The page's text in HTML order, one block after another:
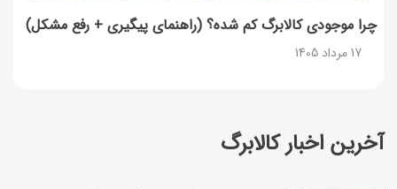
آخرین اخبار کالابرگ
چرا موجودی کالابرگ کم شده؟ (راهنمای پیگیری + رفع مشکل)
17 مرداد 1405